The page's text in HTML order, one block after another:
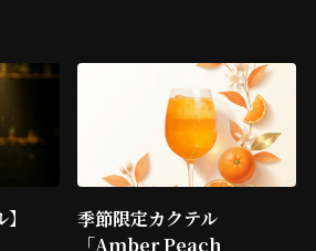
季節限定カクテル
「Amber Peach